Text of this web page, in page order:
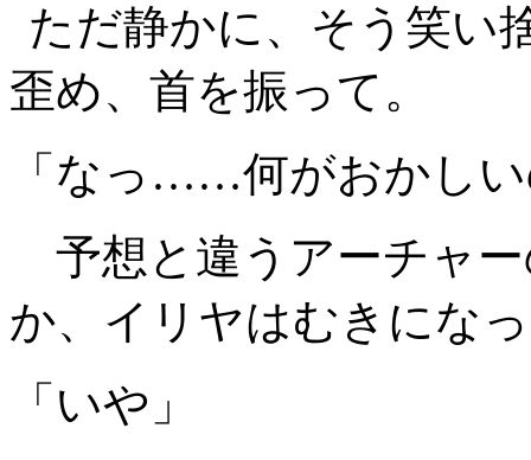
ただ静かに、そう笑
歪め、首を振って。
「なっ……何がおかし
予想と違うアーチャ
か、イリヤはむきにな
「いや」